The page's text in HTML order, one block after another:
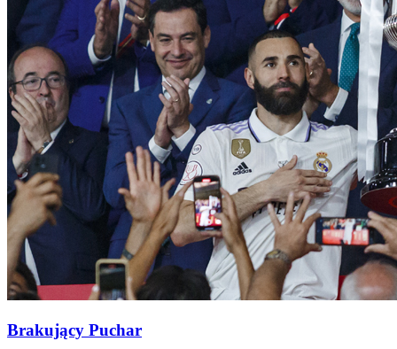
Brakujący Puchar